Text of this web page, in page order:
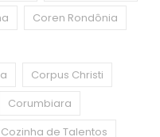
Coren Rondônia
Corpus Christi
Corumbiara
Cozinha de Talentos